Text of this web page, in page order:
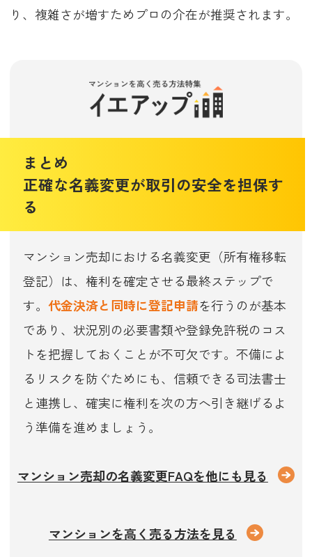
り、複雑さが増すためプロの介在が推奨されます。
まとめ
正確な名義変更が取引の安全を担保す
る
マンション売却における名義変更（所有権移転
登記）は、権利を確定させる最終ステップで
す。代金決済と同時に登記申請を行うのが基本
であり、状況別の必要書類や登録免許税のコス
トを把握しておくことが不可欠です。不備によ
るリスクを防ぐためにも、信頼できる司法書士
と連携し、確実に権利を次の方へ引き継げるよ
う準備を進めましょう。
マンション売却の名義変更FAQを他にも見る
マンションを高く売る方法を見る